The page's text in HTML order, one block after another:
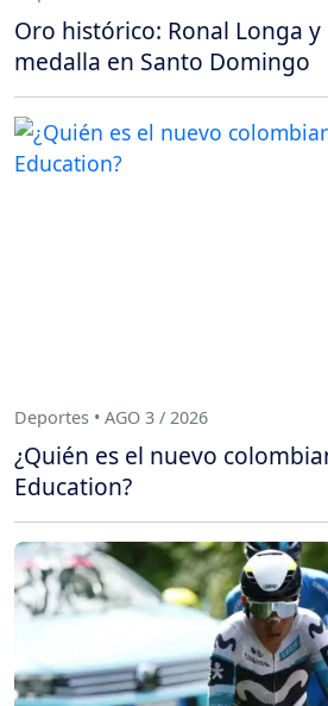
Oro histórico: Ronal Longa
medalla en Santo Domingo
Deportes • AGO 3 / 2026
¿Quién es el nuevo
Education?